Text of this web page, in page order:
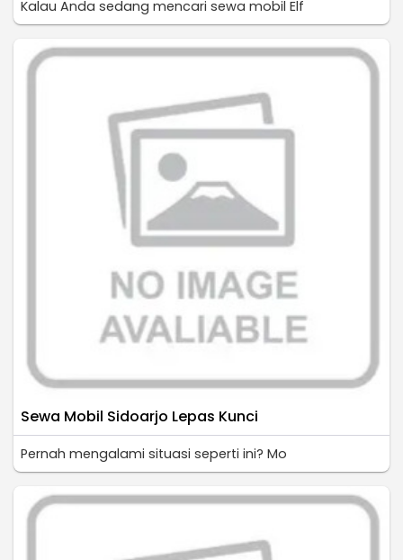
Kalau Anda sedang mencari sewa mobil Elf
Sewa Mobil Sidoarjo Lepas Kunci
Pernah mengalami situasi seperti ini? Mo